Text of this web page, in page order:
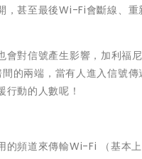
，甚至最後Wi-Fi會斷線、
會對信號產生影響，加利福
的兩端，當有人進入信號
行動的人數呢！
的頻道來傳輸Wi-Fi （基本